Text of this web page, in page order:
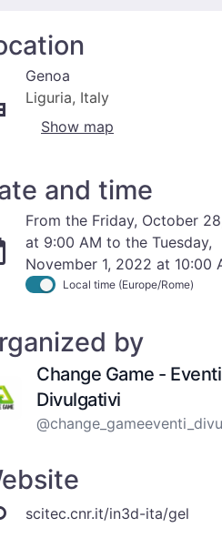
Genoa
Liguria, Italy
Show map
and time
From the Friday, October
at 9:00 AM to the Tuesday,
November 1, 2022 at 10:00
Local time (Europe/Rome)
by
Change Game - Eventi
Divulgativi
scitec.cnr.it/in3d-ita/gel